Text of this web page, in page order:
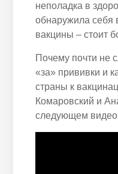
неполадка в
обнаружила себя
вакцины – стоит
Почему почти не
«за» прививки и
страны к
Комаровский и
следующем